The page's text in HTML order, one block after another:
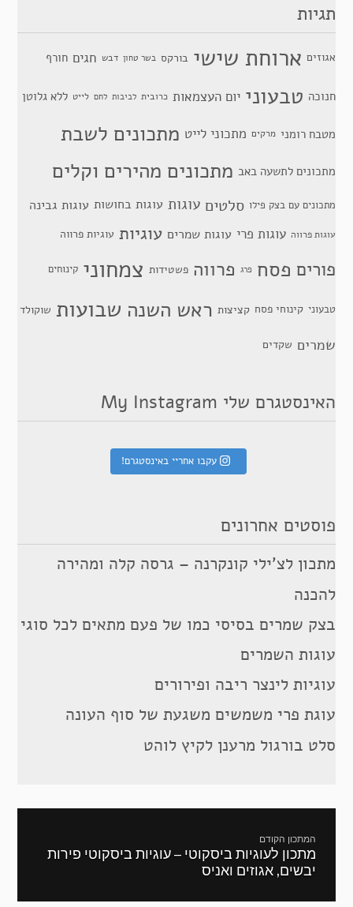
תגיות
אגוזים ארוחת שישי בורקס בשר טחון דבש חגים חורף
חנוכה טבעוני יום העצמאות כרובית לביבות לחם לייט ללא גלוטן
מטבח רומני מרקים מתכוני לייט מתכונים לשבת
מתכונים לתשעה באב מתכונים מהירים וקלים
מתכונים עם בצק פילו סלטים עוגות עוגות בחושות עוגות גבינה
עוגות פרווה עוגות פרי עוגות שמרים עוגיות עוגיות פרווה
פורים פסח פרג פרווה פשטידות צמחוני קינוחים
טבעוני קינוחי פסח קציצות ראש השנה שבועות שוקולד
שמרים שקדים
האינסטגרם שלי My Instagram
עקבו אחריי באינסטגרם!
פוסטים אחרונים
מתכון לצ’ילי קונקרנה – גרסה קלה ומהירה
להכנה
בצק שמרים בסיסי כמו של פעם מתאים לכל סוגי
עוגות השמרים
עוגיות לינצר ריבה ופירורים
עוגת פרי משמשים משגעת של סוף העונה
סלט בורגול מרענן לקיץ לוהט
המתכון הקודם
מתכון
קודם:
מתכון לעוגיות ביסקוטי – עוגיות ביסקוטי פירות
יבשים, אגוזים ואניס